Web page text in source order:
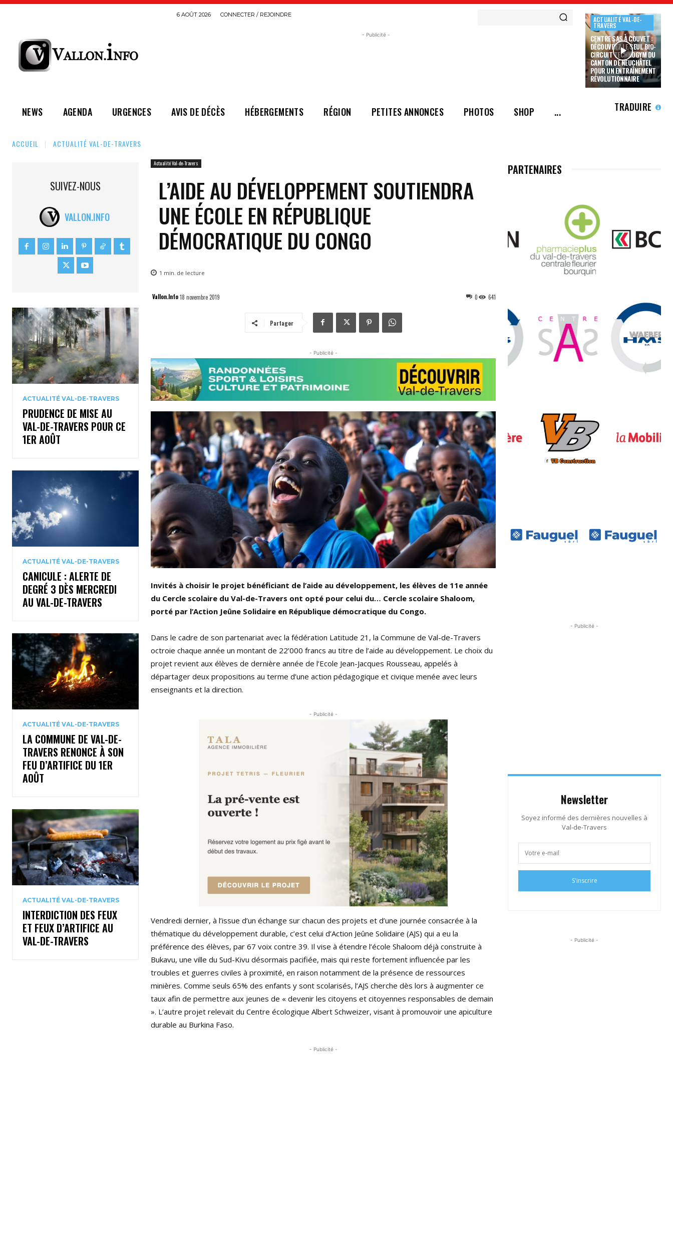
6 AOÛT 2026 CONNECTER / REJOINDRE
- Publicité -
ACTUALITÉ VAL-DE-
TRAVERS
CENTRE SAS À COUVET :
DÉCOUVREZ LE SEUL BIO-
CIRCUIT TECHNOGYM DU
CANTON DE NEUCHÂTEL
POUR UN ENTRAÎNEMENT
RÉVOLUTIONNAIRE
NEWS AGENDA URGENCES AVIS DE DÉCÈS HÉBERGEMENTS RÉGION PETITES ANNONCES PHOTOS SHOP ... TRADUIRE
ACCUEIL ACTUALITÉ VAL-DE-TRAVERS
SUIVEZ-NOUS
VALLON.INFO
ACTUALITÉ VAL-DE-TRAVERS
PRUDENCE DE MISE AU
VAL-DE-TRAVERS POUR CE
1ER AOÛT
ACTUALITÉ VAL-DE-TRAVERS
CANICULE : ALERTE DE
DEGRÉ 3 DÈS MERCREDI
AU VAL-DE-TRAVERS
ACTUALITÉ VAL-DE-TRAVERS
LA COMMUNE DE VAL-DE-
TRAVERS RENONCE À SON
FEU D’ARTIFICE DU 1ER
AOÛT
ACTUALITÉ VAL-DE-TRAVERS
INTERDICTION DES FEUX
ET FEUX D’ARTIFICE AU
VAL-DE-TRAVERS
Actualité Val-de-Travers
L’AIDE AU DÉVELOPPEMENT SOUTIENDRA
UNE ÉCOLE EN RÉPUBLIQUE
DÉMOCRATIQUE DU CONGO
1 min. de lecture
Vallon.Info18 novembre 2019 641
0
Partager
- Publicité -
Invités à choisir le projet bénéficiant de l’aide au développement, les élèves de 11e année
du Cercle scolaire du Val-de-Travers ont opté pour celui du… Cercle scolaire Shaloom,
porté par l’Action Jeûne Solidaire en République démocratique du Congo.
Dans le cadre de son partenariat avec la fédération Latitude 21, la Commune de Val-de-Travers
octroie chaque année un montant de 22’000 francs au titre de l’aide au développement. Le choix du
projet revient aux élèves de dernière année de l’Ecole Jean-Jacques Rousseau, appelés à
départager deux propositions au terme d’une action pédagogique et civique menée avec leurs
enseignants et la direction.
- Publicité -
Vendredi dernier, à l’issue d’un échange sur chacun des projets et d’une journée consacrée à la
thématique du développement durable, c’est celui d’Action Jeûne Solidaire (AJS) qui a eu la
préférence des élèves, par 67 voix contre 39. Il vise à étendre l’école Shaloom déjà construite à
Bukavu, une ville du Sud-Kivu désormais pacifiée, mais qui reste fortement influencée par les
troubles et guerres civiles à proximité, en raison notamment de la présence de ressources
minières. Comme seuls 65% des enfants y sont scolarisés, l’AJS cherche dès lors à augmenter ce
taux afin de permettre aux jeunes de « devenir les citoyens et citoyennes responsables de demain
». L’autre projet relevait du Centre écologique Albert Schweizer, visant à promouvoir une apiculture
durable au Burkina Faso.
- Publicité -
PARTENAIRES
- Publicité -
Newsletter
Soyez informé des dernières nouvelles à
Val-de-Travers
S'inscrire
- Publicité -